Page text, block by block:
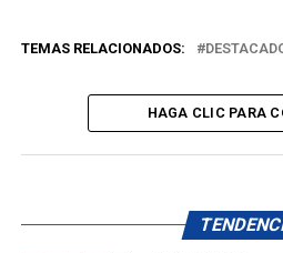
TEMAS RELACIONADOS:
HAGA CLIC PARA